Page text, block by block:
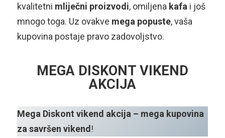
kvalitetni mliječni proizvodi, omiljena kafa i još
mnogo toga. Uz ovakve mega popuste, vaša
kupovina postaje pravo zadovoljstvo.
MEGA DISKONT VIKEND
AKCIJA
Mega Diskont vikend akcija – mega kupovina
za savršen vikend!